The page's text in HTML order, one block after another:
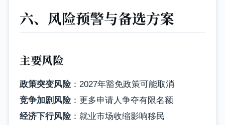
六、风险预警与备选方案
主要风险
政策突变风险：2027年豁免政策可能取消
竞争加剧风险：更多申请人争夺有限名额
经济下行风险：就业市场收缩影响移民